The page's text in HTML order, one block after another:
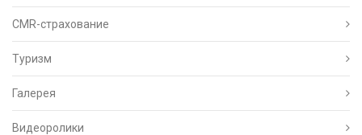
CMR-страхование
Туризм
Галерея
Видеоролики